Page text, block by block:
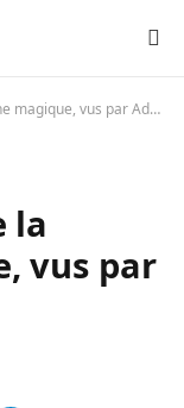
vus par Adrien Borne
la
vus par